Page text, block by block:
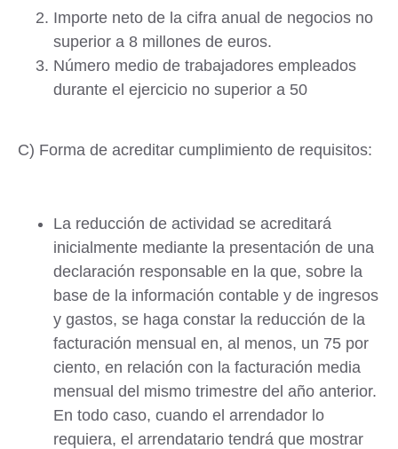
Importe neto de la cifra anual de negocios no
superior a 8 millones de euros.
Número medio de trabajadores empleados
durante el ejercicio no superior a 50
C) Forma de acreditar cumplimiento de requisitos:
La reducción de actividad se acreditará
inicialmente mediante la presentación de una
declaración responsable en la que, sobre la
base de la información contable y de ingresos
y gastos, se haga constar la reducción de la
facturación mensual en, al menos, un 75 por
ciento, en relación con la facturación media
mensual del mismo trimestre del año anterior.
En todo caso, cuando el arrendador lo
requiera, el arrendatario tendrá que mostrar